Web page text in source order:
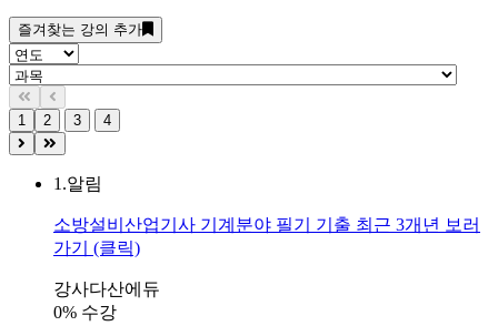
즐겨찾는 강의 추가
1 2 3 4
1.알림
소방설비산업기사 기계분야 필기 기출 최근 3개년 보러
가기 (클릭)
강사다산에듀
0% 수강